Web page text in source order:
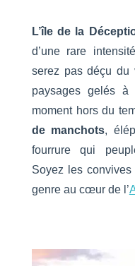
L’île de la
d’une rare
serez pas déçu du
paysages gelés
moment hors du
de manchots,
fourrure qui
Soyez les
genre au cœur de l’